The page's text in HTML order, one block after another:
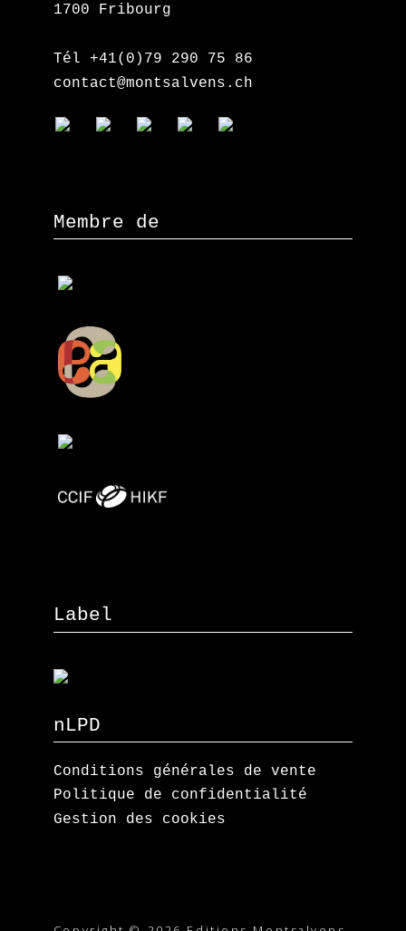
1700 Fribourg
Tél +41(0)79 290 75 86
contact@montsalvens.ch
Membre de
Label
nLPD
Conditions générales de vente
Politique de confidentialité
Gestion des cookies